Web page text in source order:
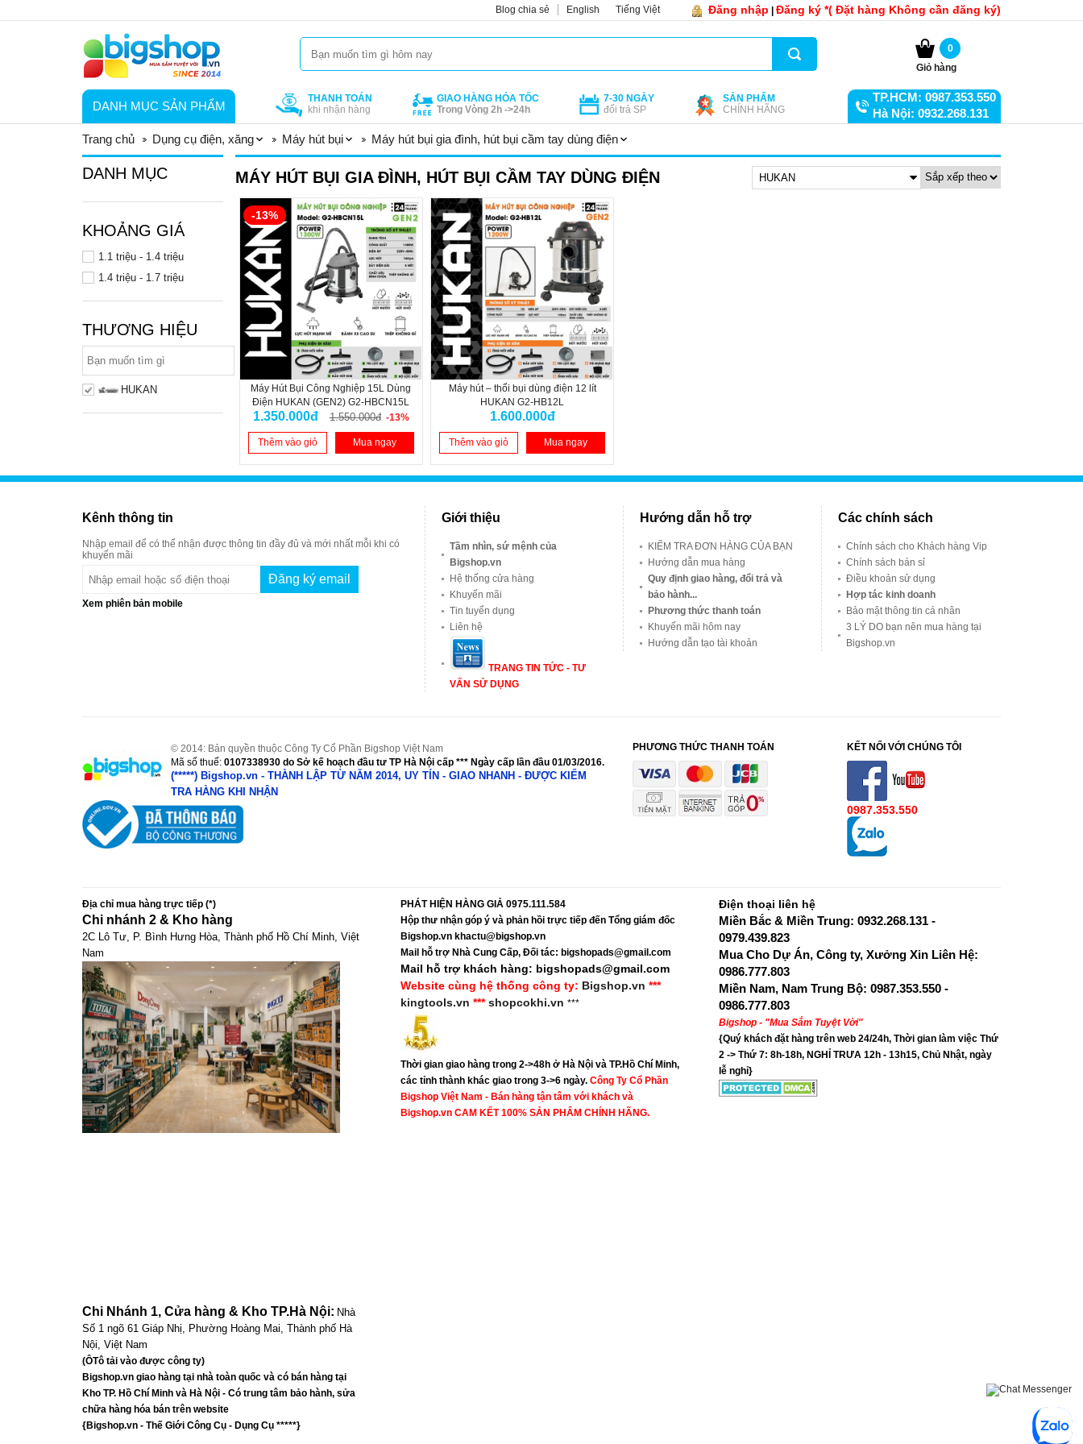
Đăng nhập Đăng ký *( Đặt hàng Không cần đăng ký)
Blog chia sẻ English Tiếng Việt
0
Giỏ hàng
DANH MỤC SẢN PHẨM
THANH TOÁN
khi nhận hàng
GIAO HÀNG HỎA TỐC
Trong Vòng 2h ->24h
7-30 NGÀY
đổi trả SP
SẢN PHẨM
CHÍNH HÃNG
TP.HCM: 0987.353.550
Hà Nội: 0932.268.131
Trang chủ
Dụng cụ điện, xăng Máy hút bụi Máy hút bụi gia đình, hút bụi cầm tay dùng điện
DANH MỤC
KHOẢNG GIÁ
1.1 triệu - 1.4 triệu
1.4 triệu - 1.7 triệu
THƯƠNG HIỆU
HUKAN
MÁY HÚT BỤI GIA ĐÌNH, HÚT BỤI CẦM TAY DÙNG ĐIỆN HUKAN
Máy Hút Bụi Công Nghiệp 15L Dùng
Điện HUKAN (GEN2) G2-HBCN15L
1.350.000đ 1.550.000đ -13%
-13%
Thêm vào giỏ Mua ngay
Máy hút – thổi bụi dùng điện 12 lít
HUKAN G2-HB12L
1.600.000đ
Thêm vào giỏ Mua ngay
Kênh thông tin
Nhập email để có thể nhận được thông tin đầy đủ và mới nhất mỗi khi có
khuyến mãi
Xem phiên bản mobile
Giới thiệu
Tầm nhìn, sứ mệnh của
Bigshop.vn
Hệ thống cửa hàng
Khuyến mãi
Tin tuyển dụng
Liên hệ
TRANG TIN TỨC - TƯ
VẤN SỬ DỤNG
Hướng dẫn hỗ trợ
KIỂM TRA ĐƠN HÀNG CỦA BẠN
Hướng dẫn mua hàng
Quy định giao hàng, đổi trả và
bảo hành...
Phương thức thanh toán
Khuyến mãi hôm nay
Hướng dẫn tạo tài khoản
Các chính sách
Chính sách cho Khách hàng Vip
Chính sách bán sỉ
Điều khoản sử dụng
Hợp tác kinh doanh
Bảo mật thông tin cá nhân
3 LÝ DO bạn nên mua hàng tại
Bigshop.vn
© 2014: Bản quyền thuộc Công Ty Cổ Phần Bigshop Việt Nam
Mã số thuế: 0107338930 do Sở kế hoạch đầu tư TP Hà Nội cấp *** Ngày cấp lần đầu 01/03/2016.
(*****) Bigshop.vn - THÀNH LẬP TỪ NĂM 2014, UY TÍN - GIAO NHANH - ĐƯỢC KIỂM
TRA HÀNG KHI NHẬN
KẾT NỐI VỚI CHÚNG TÔI
0987.353.550
PHƯƠNG THỨC THANH TOÁN
Địa chỉ mua hàng trực tiếp (*)
Chi nhánh 2 & Kho hàng
2C Lô Tư, P. Bình Hưng Hòa, Thành phố Hồ Chí Minh, Việt
Nam
Chi Nhánh 1, Cửa hàng & Kho TP.Hà Nội: Nhà
Số 1 ngõ 61 Giáp Nhị, Phường Hoàng Mai, Thành phố Hà
Nội, Việt Nam
(ÔTô tải vào được công ty)
Bigshop.vn giao hàng tại nhà toàn quốc và có bán hàng tại
Kho TP. Hồ Chí Minh và Hà Nội - Có trung tâm bảo hành, sửa
chữa hàng hóa bán trên website
{Bigshop.vn - Thế Giới Công Cụ - Dụng Cụ *****}
PHÁT HIỆN HÀNG GIẢ 0975.111.584
Hộp thư nhận góp ý và phản hồi trực tiếp đến Tổng giám đốc
Bigshop.vn khactu@bigshop.vn
Mail hỗ trợ Nhà Cung Cấp, Đối tác: bigshopads@gmail.com
Mail hỗ trợ khách hàng: bigshopads@gmail.com
Website cùng hệ thống công ty: Bigshop.vn ***
kingtools.vn ***shopcokhi.vn ***
Thời gian giao hàng trong 2->48h ở Hà Nội và TP.Hồ Chí Minh,
các tỉnh thành khác giao trong 3->6 ngày. Công Ty Cổ Phần
Bigshop Việt Nam - Bán hàng tận tâm với khách và
Bigshop.vn CAM KẾT 100% SẢN PHẨM CHÍNH HÃNG.
Điện thoại liên hệ
Miền Bắc & Miền Trung: 0932.268.131 -
0979.439.823
Mua Cho Dự Án, Công ty, Xưởng Xin Liên Hệ:
0986.777.803
Miền Nam, Nam Trung Bộ: 0987.353.550 -
0986.777.803
Bigshop - "Mua Sắm Tuyệt Vời"
{Quý khách đặt hàng trên web 24/24h, Thời gian làm việc Thứ
2 -> Thứ 7: 8h-18h, NGHỈ TRƯA 12h - 13h15, Chủ Nhật, ngày
lễ nghỉ}